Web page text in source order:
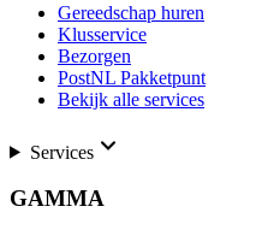
Gereedschap huren
Klusservice
Bezorgen
PostNL Pakketpunt
Bekijk alle services
Services
GAMMA